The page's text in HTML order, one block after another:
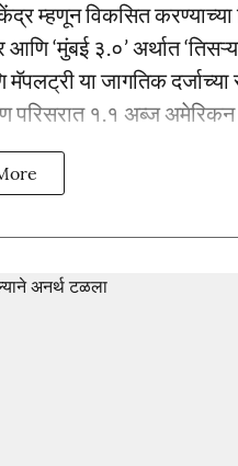
म्हणून विकसित करण्याच्या
३.०’ अर्थात ‘तिसऱ्या
या जागतिक
१.१ अब्ज अमेरिकन